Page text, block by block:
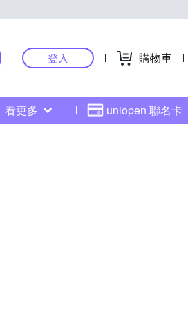
登入 購物車
看更多 uniopen 聯名卡